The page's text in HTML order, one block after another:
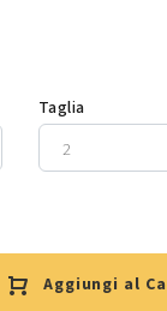
Taglia
Aggiungi al